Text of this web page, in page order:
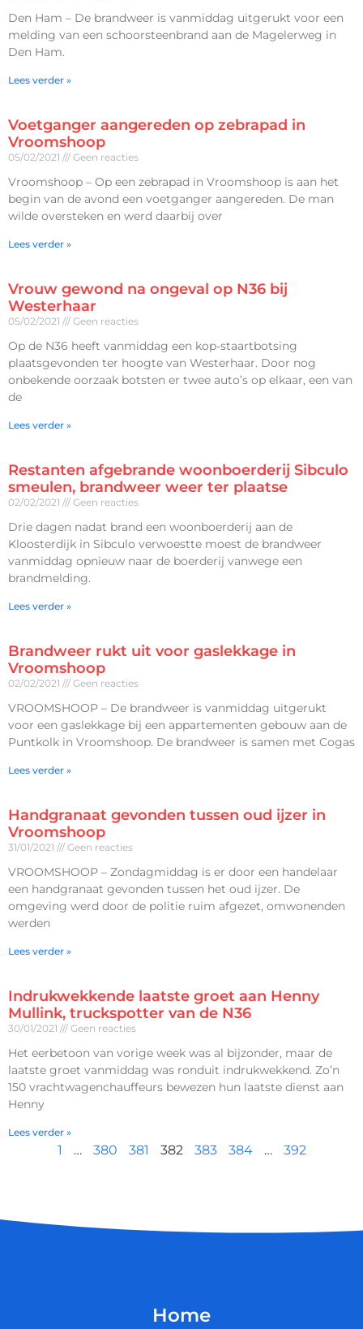
Den Ham – De brandweer is vanmiddag uitgerukt voor een
melding van een schoorsteenbrand aan de Magelerweg in
Den Ham.
Lees verder »
Voetganger aangereden op zebrapad in
Vroomshoop
05/02/2021 Geen reacties
Vroomshoop – Op een zebrapad in Vroomshoop is aan het
begin van de avond een voetganger aangereden. De man
wilde oversteken en werd daarbij over
Lees verder »
Vrouw gewond na ongeval op N36 bij
Westerhaar
05/02/2021 Geen reacties
Op de N36 heeft vanmiddag een kop-staartbotsing
plaatsgevonden ter hoogte van Westerhaar. Door nog
onbekende oorzaak botsten er twee auto’s op elkaar, een van
de
Lees verder »
Restanten afgebrande woonboerderij Sibculo
smeulen, brandweer weer ter plaatse
02/02/2021 Geen reacties
Drie dagen nadat brand een woonboerderij aan de
Kloosterdijk in Sibculo verwoestte moest de brandweer
vanmiddag opnieuw naar de boerderij vanwege een
brandmelding.
Lees verder »
Brandweer rukt uit voor gaslekkage in
Vroomshoop
02/02/2021 Geen reacties
VROOMSHOOP – De brandweer is vanmiddag uitgerukt
voor een gaslekkage bij een appartementen gebouw aan de
Puntkolk in Vroomshoop. De brandweer is samen met Cogas
Lees verder »
Handgranaat gevonden tussen oud ijzer in
Vroomshoop
31/01/2021 Geen reacties
VROOMSHOOP – Zondagmiddag is er door een handelaar
een handgranaat gevonden tussen het oud ijzer. De
omgeving werd door de politie ruim afgezet, omwonenden
werden
Lees verder »
Indrukwekkende laatste groet aan Henny
Mullink, truckspotter van de N36
30/01/2021 Geen reacties
Het eerbetoon van vorige week was al bijzonder, maar de
laatste groet vanmiddag was ronduit indrukwekkend. Zo’n
150 vrachtwagenchauffeurs bewezen hun laatste dienst aan
Henny
Lees verder »
1 … 380 381 382 383 384 … 392
Home